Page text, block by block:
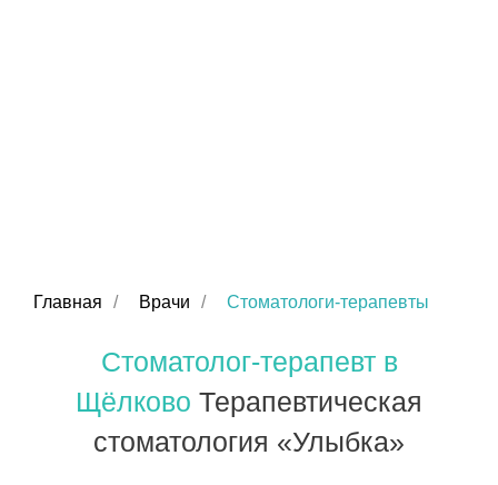
Главная / Врачи / Стоматологи-терапевты
Стоматолог-терапевт в
Щёлково Терапевтическая
стоматология «Улыбка»